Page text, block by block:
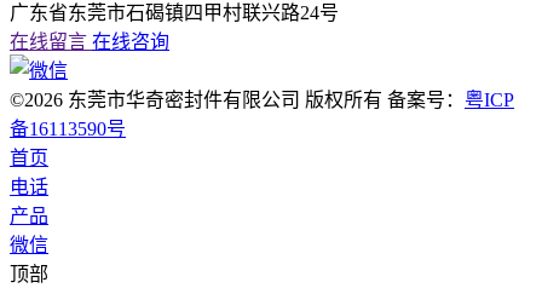
广东省东莞市石碣镇四甲村联兴路24号
在线留言 在线咨询
©2026 东莞市华奇密封件有限公司 版权所有 备案号： 粤ICP
备16113590号
首页
电话
产品
微信
顶部